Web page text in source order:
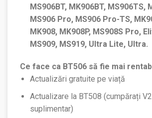
MS906BT, MK906BT, MS906TS,
MS906 Pro, MS906 Pro-TS,
MK908, MK908P, MS908S Pro,
MS909, MS919, Ultra Lite, Ultra.
Ce face ca BT506 să fie mai
Actualizări gratuite pe viață
Actualizare la BT508 (cumpărați
suplimentar)